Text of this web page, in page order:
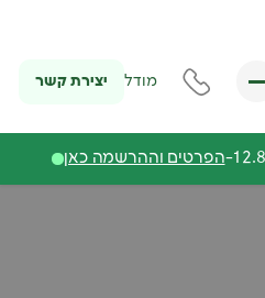
מודל יצירת קשר
הפרטים וההרשמה כאן